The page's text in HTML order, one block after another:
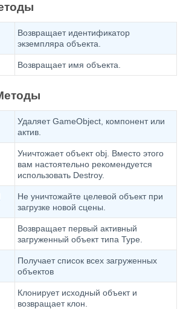
Возвращает идентификатор
экземпляра объекта.
Возвращает имя объекта.
Удаляет GameObject, компонент или
актив.
Уничтожает объект obj. Вместо этого
вам настоятельно рекомендуется
использовать Destroy.
Не уничтожайте целевой объект при
загрузке новой сцены.
Возвращает первый активный
загруженный объект типа Type.
Получает список всех загруженных
объектов
Клонирует исходный объект и
возвращает клон.